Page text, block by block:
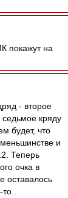
покажут на
- второе
седьмое кряду
будет, что
и
Теперь
очка в
оставалось